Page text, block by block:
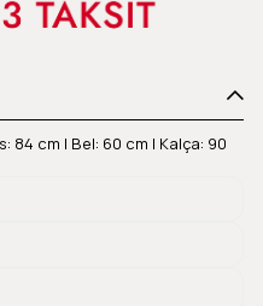
84 cm | Bel: 60 cm | Kalça: 90